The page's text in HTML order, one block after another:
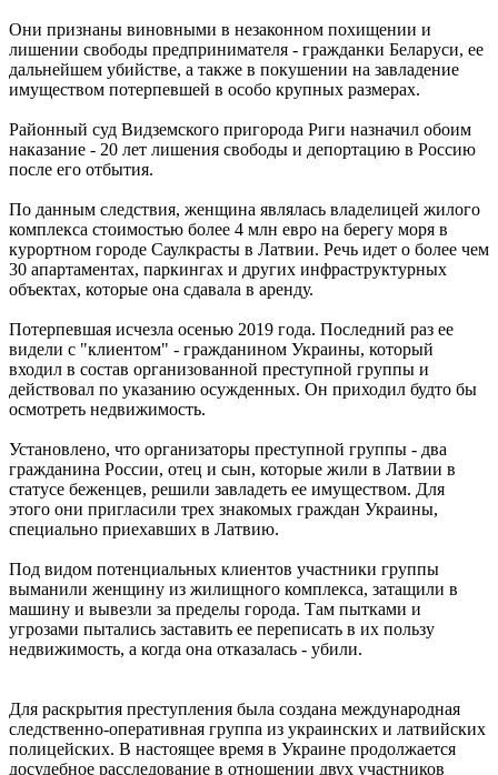
Они признаны виновными в незаконном похищении и
лишении свободы предпринимателя - гражданки Беларуси, ее
дальнейшем убийстве, а также в покушении на завладение
имуществом потерпевшей в особо крупных размерах.
Районный суд Видземского пригорода Риги назначил обоим
наказание - 20 лет лишения свободы и депортацию в Россию
после его отбытия.
По данным следствия, женщина являлась владелицей жилого
комплекса стоимостью более 4 млн евро на берегу моря в
курортном городе Саулкрасты в Латвии. Речь идет о более чем
30 апартаментах, паркингах и других инфраструктурных
объектах, которые она сдавала в аренду.
Потерпевшая исчезла осенью 2019 года. Последний раз ее
видели с "клиентом" - гражданином Украины, который
входил в состав организованной преступной группы и
действовал по указанию осужденных. Он приходил будто бы
осмотреть недвижимость.
Установлено, что организаторы преступной группы - два
гражданина России, отец и сын, которые жили в Латвии в
статусе беженцев, решили завладеть ее имуществом. Для
этого они пригласили трех знакомых граждан Украины,
специально приехавших в Латвию.
Под видом потенциальных клиентов участники группы
выманили женщину из жилищного комплекса, затащили в
машину и вывезли за пределы города. Там пытками и
угрозами пытались заставить ее переписать в их пользу
недвижимость, а когда она отказалась - убили.
Для раскрытия преступления была создана международная
следственно-оперативная группа из украинских и латвийских
полицейских. В настоящее время в Украине продолжается
досудебное расследование в отношении двух участников